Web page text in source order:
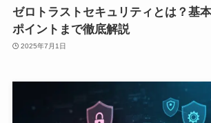
ゼロトラストセキュリティとは？基
ポイントまで徹底解説
2025年7月1日